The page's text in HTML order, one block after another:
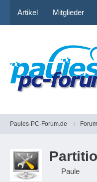
Artikel Mitglieder
Paules-PC-Forum.de Forum
Paule